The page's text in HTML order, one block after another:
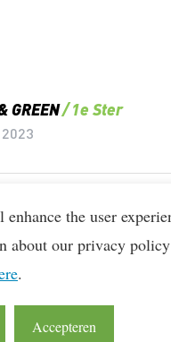
GREEN 1e Ster
GREEN Deelnemer
Transport
the user
about our privacy
.
Accepteren